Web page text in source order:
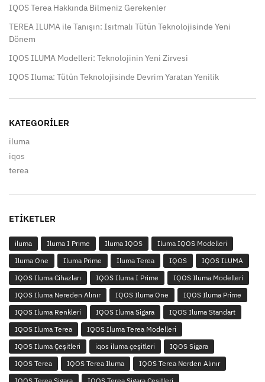
IQOS Terea Hakkında Bilmeniz Gerekenler
TEREA ILUMA ile Tanışın: Isıtmalı Tütün Teknolojisinde Yeni
Dönem
IQOS ILUMA Modelleri: Teknolojinin Yeni Zirvesi
IQOS Iluma: Tütün Teknolojisinde Devrim Yaratan Yenilik
KATEGORILER
iluma
iqos
terea
ETIKETLER
iluma Iluma I Prime Iluma IQOS
Iluma IQOS Modelleri
Iluma One
Iluma Prime Iluma Terea IQOS
IQOS ILUMA
IQOS Iluma Cihazları
IQOS Iluma I Prime
IQOS Iluma Modelleri
IQOS Iluma Nereden Alınır
IQOS Iluma One
IQOS Iluma Prime
IQOS Iluma Renkleri
IQOS Iluma Sigara
IQOS Iluma Standart
IQOS Iluma Terea
IQOS Iluma Terea Modelleri
IQOS Iluma Çeşitleri
iqos iluma çeşitleri
IQOS Sigara
IQOS Terea
IQOS Terea Iluma
IQOS Terea Nerden Alınır